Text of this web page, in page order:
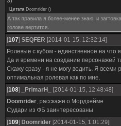
Цитата Doomrider ()
А так правила я более-менее знаю, и
голове вертится.
[107] SEQFER [2014-01-15, 12:32:14]
Ролевые с кубом - единственное на что
Да и времени на создание персонажей
Скажу сразу - я не могу водить. Я
оптимальная ролевая как по мне.
[108] _PrimarH_
[2014-01-15, 12:48:48]
Doomrider, расскажи о Мордхейме.
Судари из ФБ заинтересованы
[109] Doomrider [2014-01-15, 1:01:29]